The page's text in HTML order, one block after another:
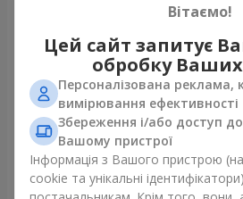
Композиція "Білосніжна
гармонія"
2 879 грн
1
Вітаємо!
Цей сайт запитує
обробку
Персоналізована реклама,
вимірювання ефективності
Збереження і/або доступ
Вашому пристрої
Інформація з Вашого пристрою
cookie та унікальні